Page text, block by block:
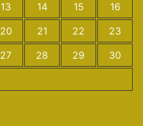
13 14 15
16
20 21 22
23
27 28 29
30